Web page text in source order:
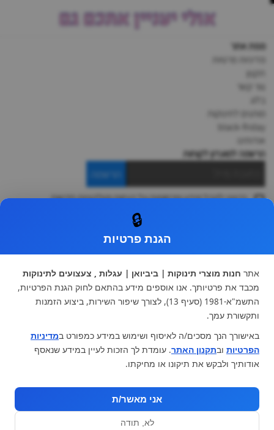
אולי יעניין אתכם גם
מפת אתר
צור קשר
מותגים לתינוקות
black-friday
אודותינו
הרשמה למועדון לקוחות
הרשמה
ברצוני לקבל מידע ופרסומות על הנחות וקולקציות חדשות
עגלות וטיולונים
כיסא בטיחות ואביזרים
ריהוט לתינוקות
מצעים למיטת תינוק וטקסטיל
צעצועי ילדים
על גלגלים
הנקה והאכלה
מוצרי אמבטיה
מוזמנים לבקר אותנו:
🔒
הגנת פרטיות
אתר חנות מוצרי תינוקות | ביביואן | עגלות , צעצועים לתינוקות
מכבד את פרטיותך. אנו אוספים מידע בהתאם לחוק הגנת הפרטיות,
התשמ"א-1981 (סעיף 13), לצורך שיפור השירות, ביצוע הזמנות
ותקשורת עמך.
באישורך הנך מסכים/ה לאיסוף ושימוש במידע כמפורט במדיניות
הפרטיות ובתקנון האתר. עומדת לך הזכות לעיין במידע שנאסף
אודותיך ולבקש את תיקונו או מחיקתו.
אני מאשר/ת
לא, תודה